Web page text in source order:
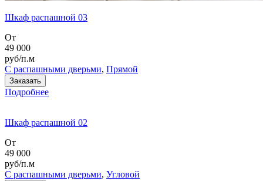
Шкаф распашной 03
От
49 000
руб/п.м
С распашными дверьми, Прямой
Заказать
Подробнее
Шкаф распашной 02
От
49 000
руб/п.м
С распашными дверьми, Угловой